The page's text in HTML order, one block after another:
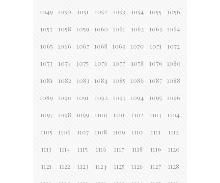
1049 1050 1051 1052 1053 1054 1055 1056
1057 1058 1059 1060 1061 1062 1063 1064
1065 1066 1067 1068 1069 1070 1071 1072
1073 1074 1075 1076 1077 1078 1079 1080
1081 1082 1083 1084 1085 1086 1087 1088
1089 1090 1091 1092 1093 1094 1095 1096
1097 1098 1099 1100 1101 1102 1103 1104
1105 1106 1107 1108 1109 1110 1111 1112
1113 1114 1115 1116 1117 1118 1119 1120
1121 1122 1123 1124 1125 1126 1127 1128